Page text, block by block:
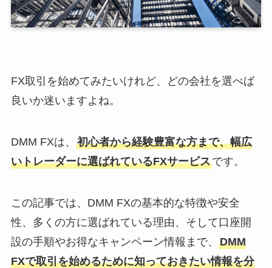
FX取引を始めてみたいけれど、どの会社を選べば
良いか迷いますよね。
DMM FXは、 初心者から経験豊富な方まで、幅広
いトレーダーに選ばれているFXサービスです。
この記事では、DMM FXの基本的な特徴や安全
性、多くの方に選ばれている理由、そして口座開
設の手順やお得なキャンペーン情報まで、 DMM
FXで取引を始めるために知っておきたい情報を分